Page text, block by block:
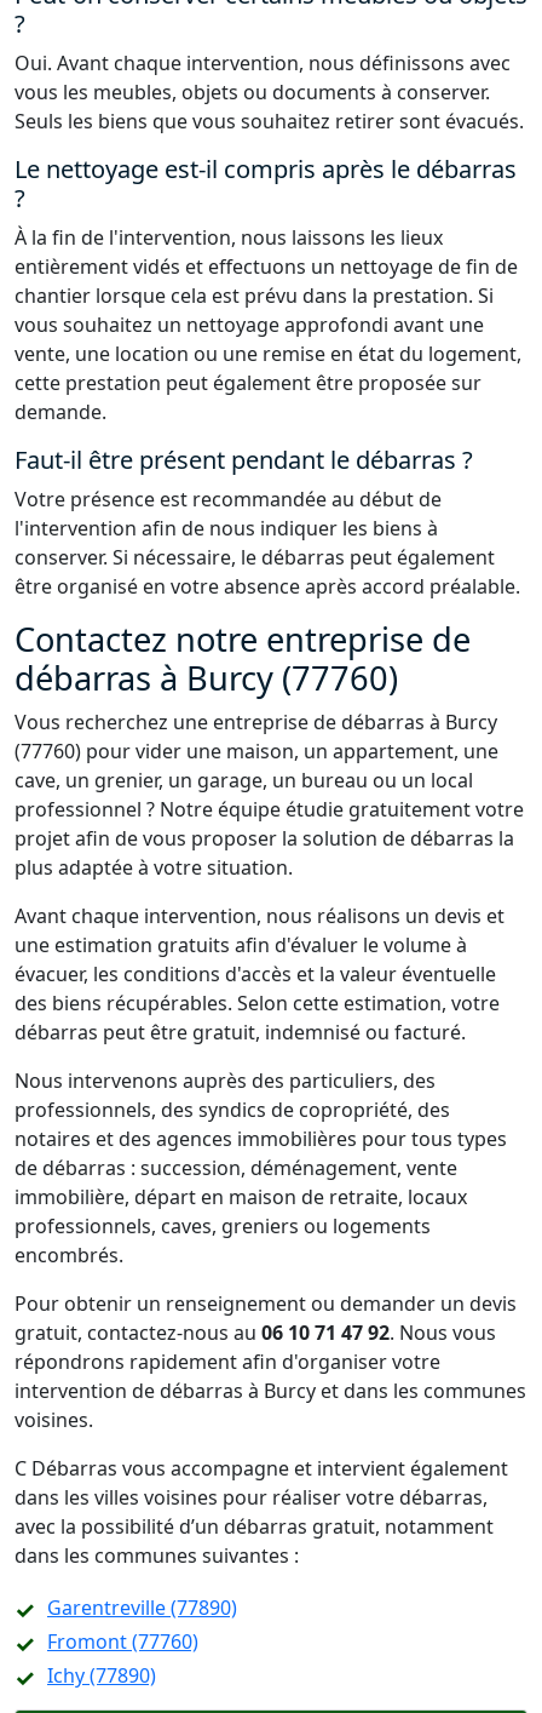
?
Oui. Avant chaque intervention, nous définissons avec
vous les meubles, objets ou documents à conserver.
Seuls les biens que vous souhaitez retirer sont évacués.
Le nettoyage est-il compris après le débarras
?
À la fin de l'intervention, nous laissons les lieux
entièrement vidés et effectuons un nettoyage de fin de
chantier lorsque cela est prévu dans la prestation. Si
vous souhaitez un nettoyage approfondi avant une
vente, une location ou une remise en état du logement,
cette prestation peut également être proposée sur
demande.
Faut-il être présent pendant le débarras ?
Votre présence est recommandée au début de
l'intervention afin de nous indiquer les biens à
conserver. Si nécessaire, le débarras peut également
être organisé en votre absence après accord préalable.
Contactez notre entreprise de
débarras à Burcy (77760)
Vous recherchez une entreprise de débarras à Burcy
(77760) pour vider une maison, un appartement, une
cave, un grenier, un garage, un bureau ou un local
professionnel ? Notre équipe étudie gratuitement votre
projet afin de vous proposer la solution de débarras la
plus adaptée à votre situation.
Avant chaque intervention, nous réalisons un devis et
une estimation gratuits afin d'évaluer le volume à
évacuer, les conditions d'accès et la valeur éventuelle
des biens récupérables. Selon cette estimation, votre
débarras peut être gratuit, indemnisé ou facturé.
Nous intervenons auprès des particuliers, des
professionnels, des syndics de copropriété, des
notaires et des agences immobilières pour tous types
de débarras : succession, déménagement, vente
immobilière, départ en maison de retraite, locaux
professionnels, caves, greniers ou logements
encombrés.
Pour obtenir un renseignement ou demander un devis
gratuit, contactez-nous au 06 10 71 47 92. Nous vous
répondrons rapidement afin d'organiser votre
intervention de débarras à Burcy et dans les communes
voisines.
C Débarras vous accompagne et intervient également
dans les villes voisines pour réaliser votre débarras,
avec la possibilité d’un débarras gratuit, notamment
dans les communes suivantes :
Garentreville (77890)
Fromont (77760)
Ichy (77890)